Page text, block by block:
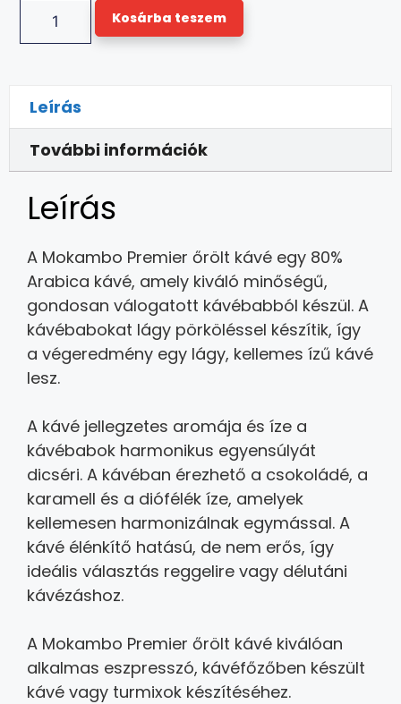
Kosárba teszem
Leírás
További információk
Leírás
A Mokambo Premier őrölt kávé egy 80%
Arabica kávé, amely kiváló minőségű,
gondosan válogatott kávébabból készül. A
kávébabokat lágy pörköléssel készítik, így
a végeredmény egy lágy, kellemes ízű kávé
lesz.
A kávé jellegzetes aromája és íze a
kávébabok harmonikus egyensúlyát
dicséri. A kávéban érezhető a csokoládé, a
karamell és a diófélék íze, amelyek
kellemesen harmonizálnak egymással. A
kávé élénkítő hatású, de nem erős, így
ideális választás reggelire vagy délutáni
kávézáshoz.
A Mokambo Premier őrölt kávé kiválóan
alkalmas eszpresszó, kávéfőzőben készült
kávé vagy turmixok készítéséhez.